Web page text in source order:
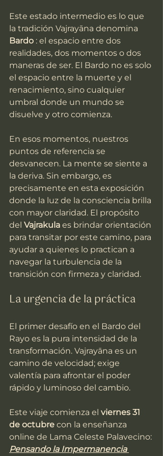
Este estado intermedio es lo que
la tradición Vajrayāna denomina
Bardo : el espacio entre dos
realidades, dos momentos o dos
maneras de ser. El Bardo no es solo
el espacio entre la muerte y el
renacimiento, sino cualquier
umbral donde un mundo se
disuelve y otro comienza.
En esos momentos, nuestros
puntos de referencia se
desvanecen. La mente se siente a
la deriva. Sin embargo, es
precisamente en esta exposición
donde la luz de la consciencia brilla
con mayor claridad. El propósito
del Vajrakula es brindar orientación
para transitar por este camino, para
ayudar a quienes lo practican a
navegar la turbulencia de la
transición con firmeza y claridad.
La urgencia de la práctica
El primer desafío en el Bardo del
Rayo es la pura intensidad de la
transformación. Vajrayāna es un
camino de velocidad; exige
valentía para afrontar el poder
rápido y luminoso del cambio.
Este viaje comienza el viernes 31
de octubre con la enseñanza
online de Lama Celeste Palavecino:
Pensando la Impermanencia